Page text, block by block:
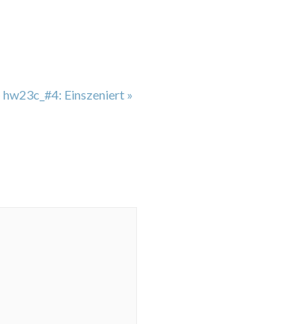
hw23c_#4: Einszeniert »